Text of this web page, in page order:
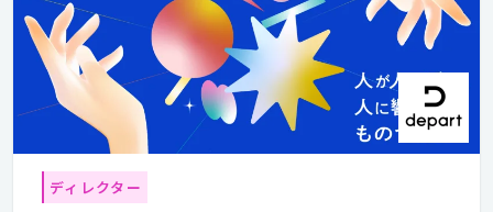
ディレクター